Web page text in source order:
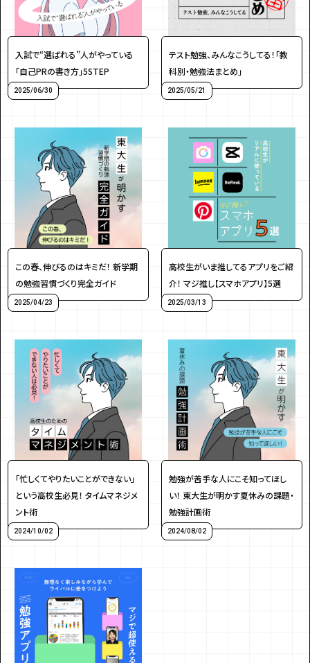
アンケートに
答えて
イベントに参加しよう！
入試で“選ばれる”人がやっている
「自己PRの書き方」5STEP
2025/06/30
テスト勉強、みんなこうしてる！「教
科別・勉強法まとめ」
2025/05/21
この春、伸びるのはキミだ！ 新学期
の勉強習慣づくり完全ガイド
2025/04/23
高校生がいま推してるアプリをご紹
介！ マジ推し【スマホアプリ】5選
2025/03/13
「忙しくてやりたいことができない」
という高校生必見！ タイムマネジメ
ント術
2024/10/02
勉強が苦手な人にこそ知ってほし
い！ 東大生が明かす夏休みの課題・
勉強計画術
2024/08/02